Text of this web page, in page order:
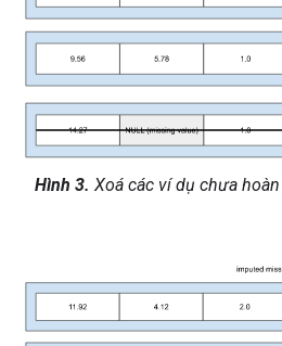
Hình 3. Xoá các ví dụ chưa